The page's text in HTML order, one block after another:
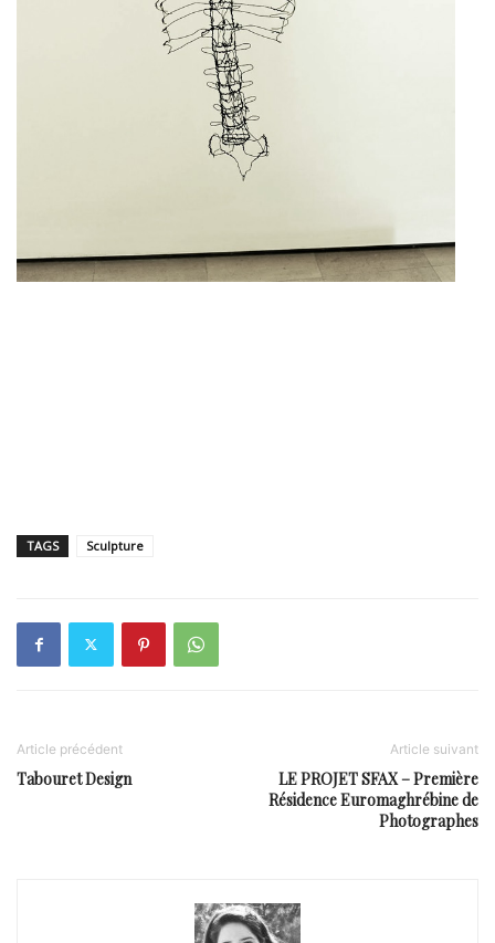
TAGS Sculpture
Article précédent
Tabouret Design
Article suivant
LE PROJET SFAX – Première
Résidence Euromaghrébine de
Photographes